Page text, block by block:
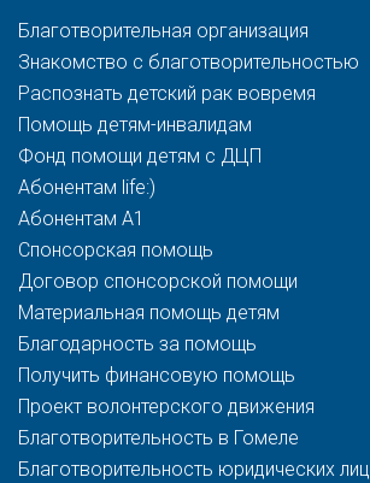
Благотворительная организация
Знакомство с благотворительностью
Распознать детский рак вовремя
Помощь детям-инвалидам
Фонд помощи детям с ДЦП
Абонентам life:)
Абонентам A1
Спонсорская помощь
Договор спонсорской помощи
Материальная помощь детям
Благодарность за помощь
Получить финансовую помощь
Проект волонтерского движения
Благотворительность в Гомеле
Благотворительность юридических лиц